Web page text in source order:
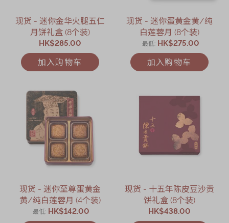
现货 - 迷你金华火腿五仁
月饼礼盒 (8个装)
HK$285.00
加入购物车
现货 - 迷你蛋黄金黄/纯
白莲蓉月 (8个装)
最低 HK$275.00
加入购物车
现货 - 迷你至尊蛋黄金
黄/纯白莲蓉月 (4个装)
最低 HK$142.00
现货 - 十五年陈皮豆沙贡
饼礼盒 (8个装)
HK$438.00